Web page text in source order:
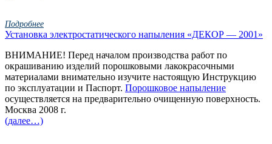
Подробнее
Установка электростатического напыления «ДЕКОР — 2001»
ВНИМАНИЕ! Перед началом производства работ по
окрашиванию изделий порошковыми лакокрасочными
материалами внимательно изучите настоящую Инструкцию
по эксплуатации и Паспорт. Порошковое напыление
осуществляется на предварительно очищенную поверхность.
Москва 2008 г.
(далее…)